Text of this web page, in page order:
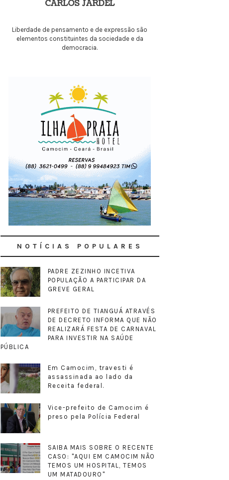
CARLOS JARDEL
Liberdade de pensamento e de expressão são
elementos constituintes da sociedade e da
democracia.
NOTÍCIAS POPULARES
PADRE ZEZINHO INCETIVA
POPULAÇÃO A PARTICIPAR DA
GREVE GERAL
PREFEITO DE TIANGUÁ ATRAVÉS
DE DECRETO INFORMA QUE NÃO
REALIZARÁ FESTA DE CARNAVAL
PARA INVESTIR NA SAÚDE
PÚBLICA
Em Camocim, travesti é
assassinada ao lado da
Receita federal.
Vice-prefeito de Camocim é
preso pela Polícia Federal
SAIBA MAIS SOBRE O RECENTE
CASO: "AQUI EM CAMOCIM NÃO
TEMOS UM HOSPITAL, TEMOS
UM MATADOURO"